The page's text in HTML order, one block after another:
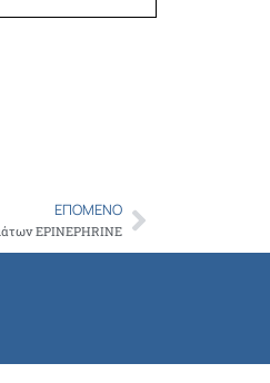
ΕΠΌΜΕΝΟ
EPINEPHRINENext